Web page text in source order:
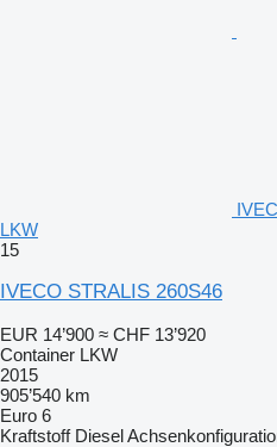
LKW
15
IVECO STRALIS 260S46
EUR 14’900 ≈ CHF 13’920
Container LKW
2015
905’540 km
Euro 6
Kraftstoff Diesel